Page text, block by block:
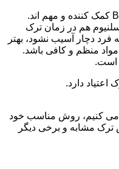
از میان ویتامین ها، ویتامین های گروه B کمک کننده و مهم اند.
هم در زمان ترک
فرد دچار آسیب نشود، بهتر
منظم و کافی باشد.
است.
اعتیاد دارد.
می کنیم، روش مناسب خود
ترک مشابه و برخی دیگر